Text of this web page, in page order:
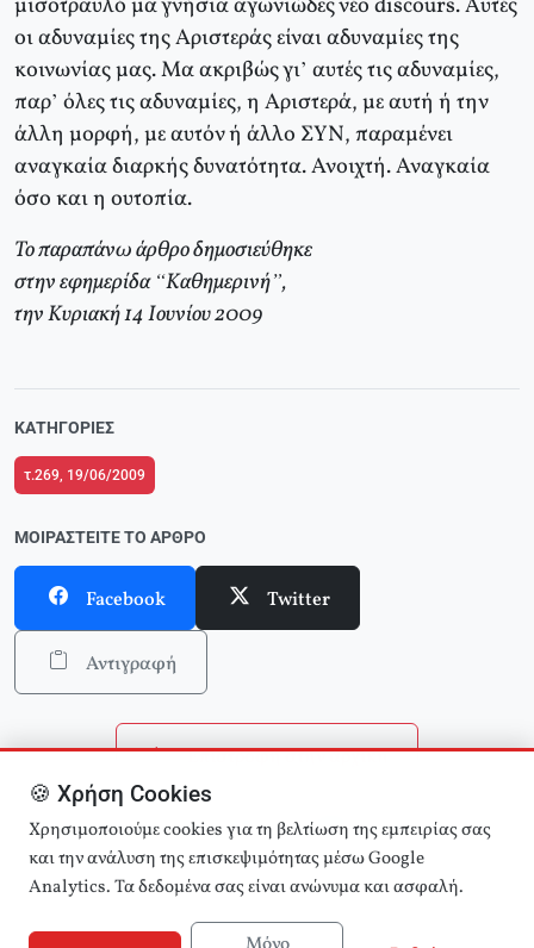
οι αδυναμίες της Αριστεράς είναι αδυναμίες της
κοινωνίας μας. Μα ακριβώς γι’ αυτές τις αδυναμίες,
παρ’ όλες τις αδυναμίες, η Αριστερά, με αυτή ή την
άλλη μορφή, με αυτόν ή άλλο ΣΥΝ, παραμένει
αναγκαία διαρκής δυνατότητα. Ανοιχτή. Αναγκαία
όσο και η ουτοπία.
Το παραπάνω άρθρο δημοσιεύθηκε
στην εφημερίδα “Καθημερινή”,
την Κυριακή 14 Ιουνίου 2009
ΚΑΤΗΓΟΡΊΕΣ
τ.269, 19/06/2009
ΜΟΙΡΑΣΤΕΊΤΕ ΤΟ ΆΡΘΡΟ
Facebook Twitter
Αντιγραφή
Επιστροφή στην αρχική
Αναζήτηση άρθρων
🍪 Χρήση Cookies
Χρησιμοποιούμε cookies για τη βελτίωση της εμπειρίας σας
και την ανάλυση της επισκεψιμότητας μέσω Google
Analytics. Τα δεδομένα σας είναι ανώνυμα και ασφαλή.